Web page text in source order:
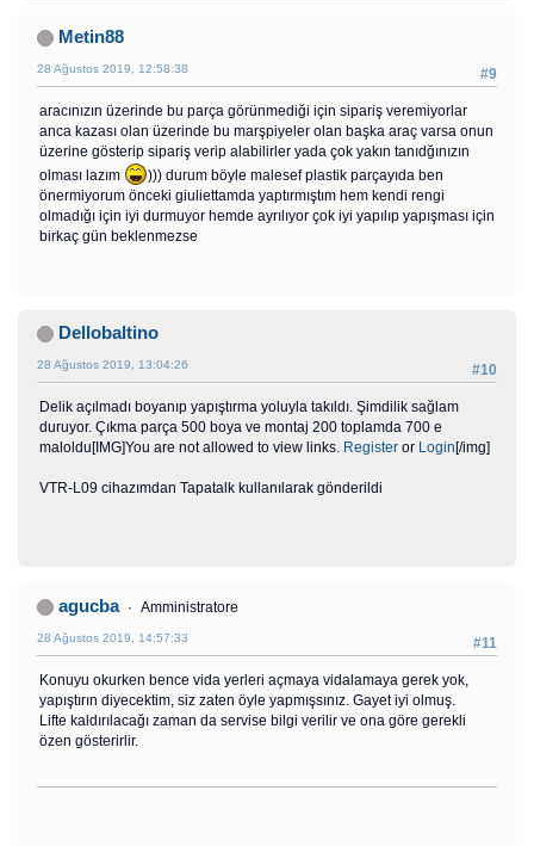
Metin88
#9
28 Ağustos 2019, 12:58:38
aracınızın üzerinde bu parça görünmediği için sipariş veremiyorlar
anca kazası olan üzerinde bu marşpiyeler olan başka araç varsa onun
üzerine gösterip sipariş verip alabilirler yada çok yakın tanıdğınızın
olması lazım
))) durum böyle malesef plastik parçayıda ben
önermiyorum önceki giuliettamda yaptırmıştım hem kendi rengi
olmadığı için iyi durmuyor hemde ayrılıyor çok iyi yapılıp yapışması için
birkaç gün beklenmezse
Dellobaltino
#10
28 Ağustos 2019, 13:04:26
Delik açılmadı boyanıp yapıştırma yoluyla takıldı. Şimdilik sağlam
duruyor. Çıkma parça 500 boya ve montaj 200 toplamda 700 e
maloldu[IMG]You are not allowed to view links. Register or Login[/img]
VTR-L09 cihazımdan Tapatalk kullanılarak gönderildi
agucba Amministratore
#11
28 Ağustos 2019, 14:57:33
Konuyu okurken bence vida yerleri açmaya vidalamaya gerek yok,
yapıştırın diyecektim, siz zaten öyle yapmışsınız. Gayet iyi olmuş.
Lifte kaldırılacağı zaman da servise bilgi verilir ve ona göre gerekli
özen gösterirlir.